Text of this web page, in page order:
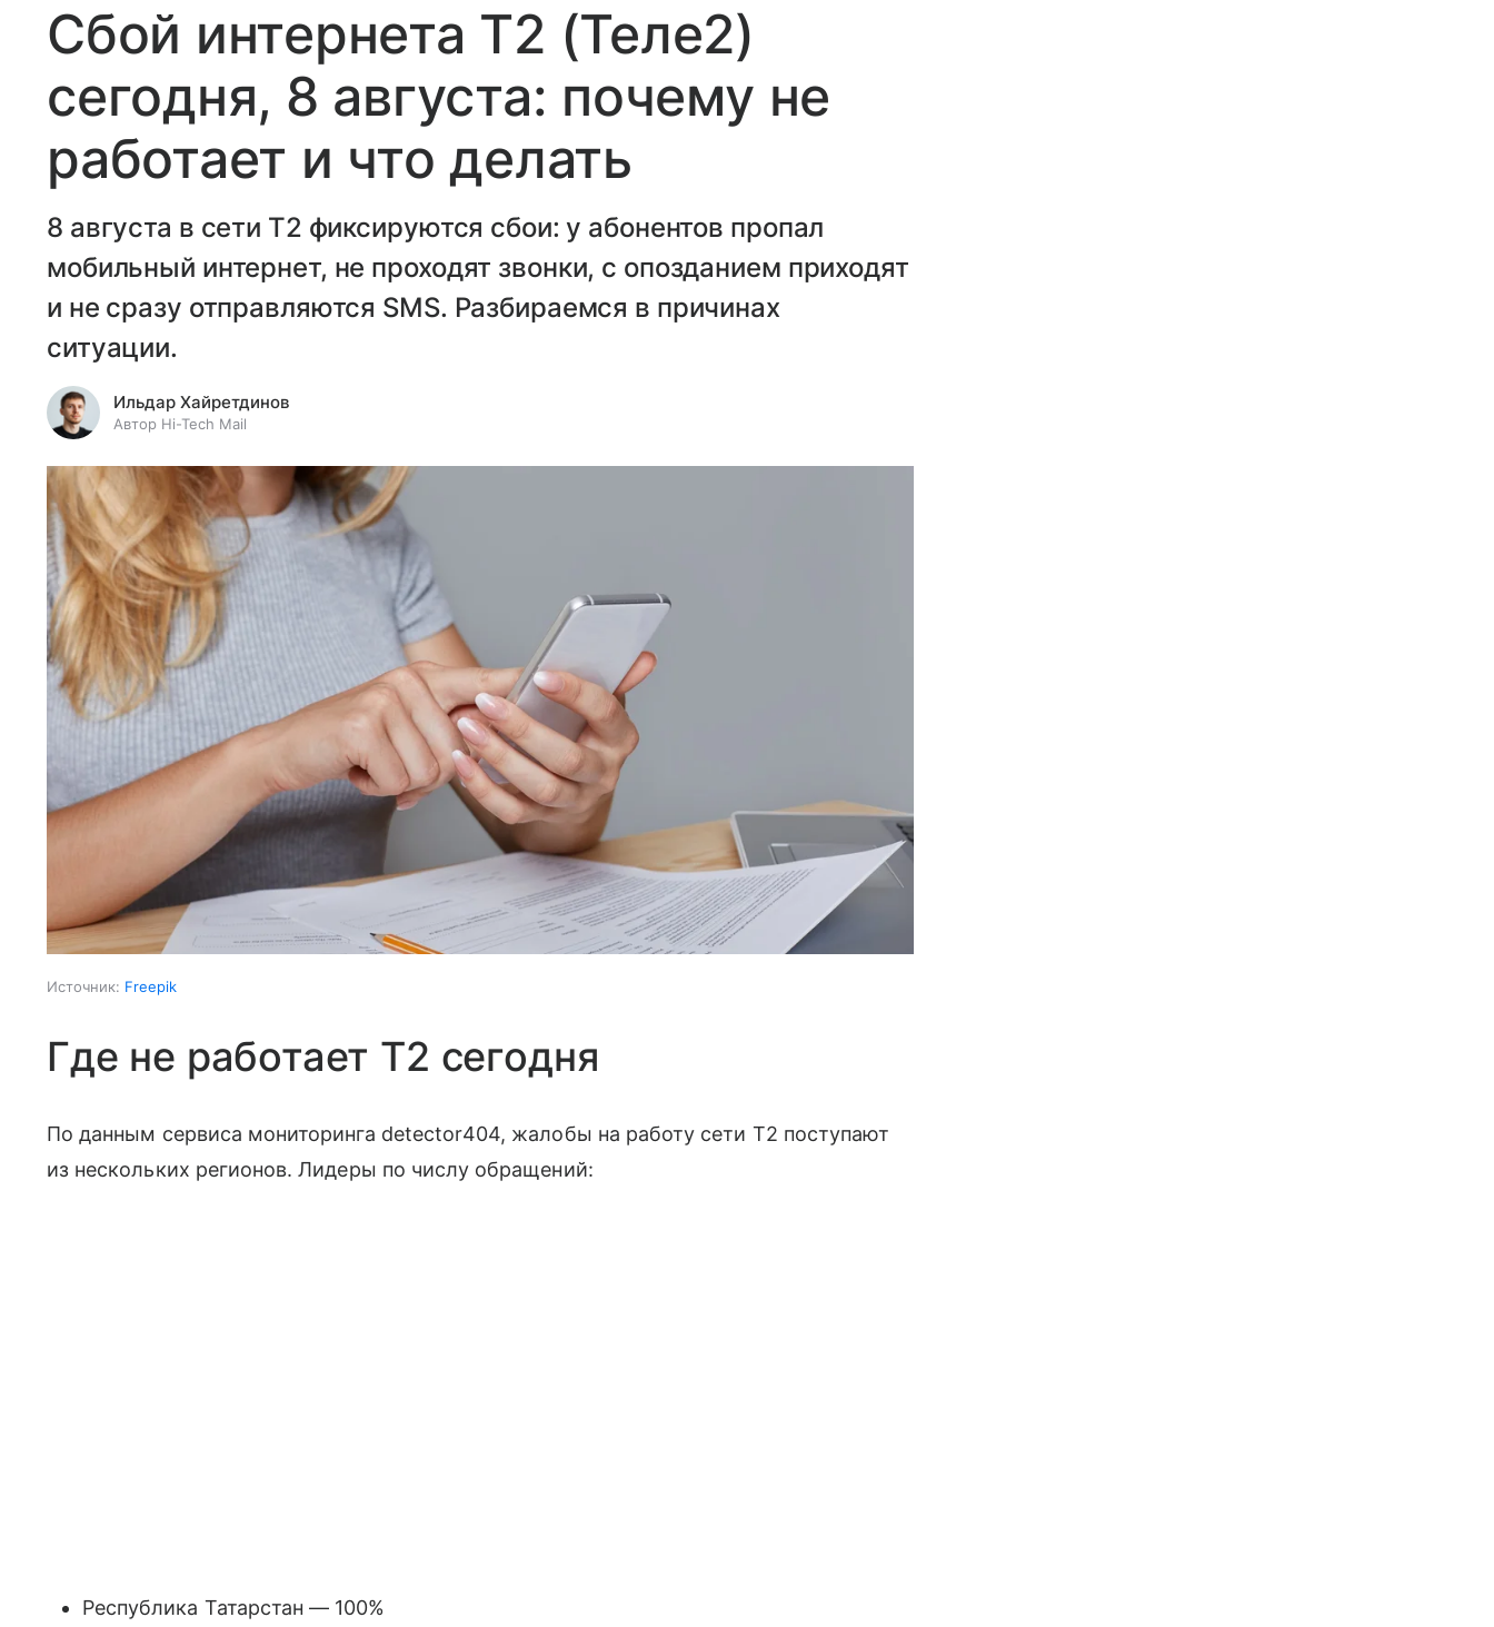
Сбой интернета T2 (Теле2)
сегодня, 8 августа: почему не
работает и что делать
8 августа в сети T2 фиксируются сбои: у абонентов пропал
мобильный интернет, не проходят звонки, с опозданием приходят
и не сразу отправляются SMS. Разбираемся в причинах
ситуации.
Ильдар Хайретдинов
Автор Hi-Tech Mail
Источник: Freepik
Где не работает T2 сегодня
По данным сервиса мониторинга detector404, жалобы на работу сети T2 поступают
из нескольких регионов. Лидеры по числу обращений:
Республика Татарстан — 100%